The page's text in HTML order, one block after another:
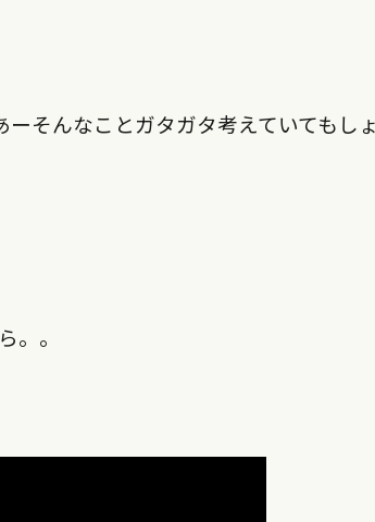
そんなことガタガタ考えていてもし
。。